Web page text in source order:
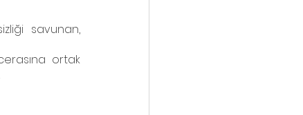
savunan,
ortak